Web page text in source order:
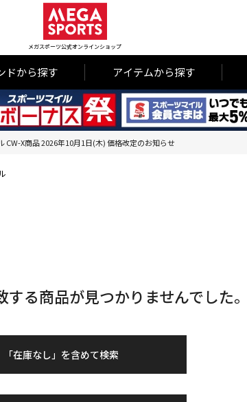
メガスポーツ公式オンラインショップ
ドから探す アイテムから探す
CW-X商品 2026年10月1日(木) 価格改定のお知らせ
る商品が見つかりませんでした。
「在庫なし」を含めて検索